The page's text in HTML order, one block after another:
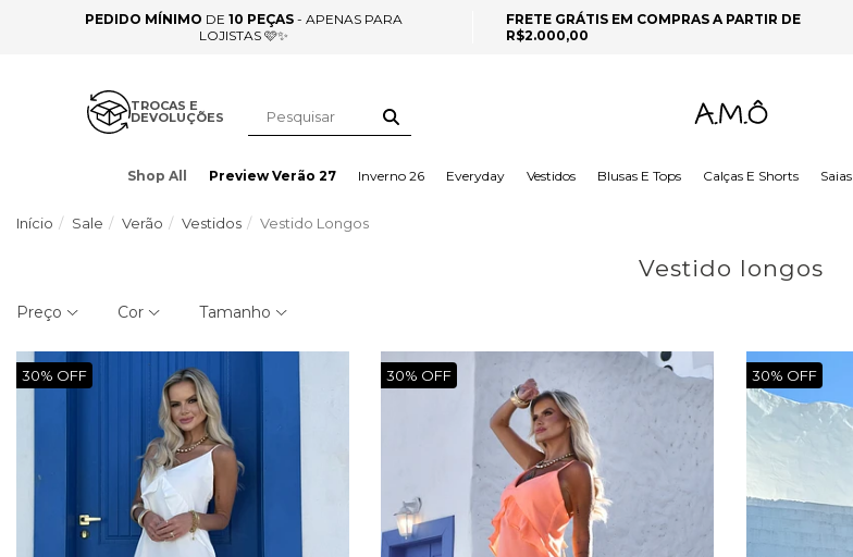
PEDIDO MÍNIMO DE 10 PEÇAS - APENAS PARA
LOJISTAS 🩷✨
FRETE GRÁTIS EM COMPRAS A PARTIR DE
R$2.000,00
TROCAS E
DEVOLUÇÕES
Shop All Preview Verão 27 Inverno 26 Everyday Vestidos Blusas E Tops Calças E Shorts Saias
Início Sale Verão Vestidos Vestido Longos
Vestido longos
Preço Cor Tamanho
30% OFF 30% OFF 30% OFF